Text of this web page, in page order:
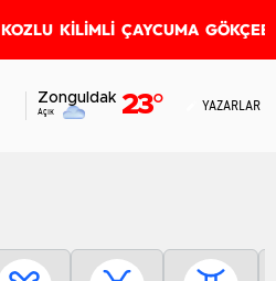
KOZLU KİLİMLİ ÇAYCUMA
Zonguldak
Açık 23° YAZARLAR